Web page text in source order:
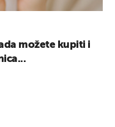
možete kupiti i